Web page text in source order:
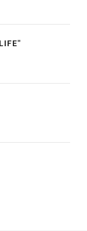
în
pagina
lei